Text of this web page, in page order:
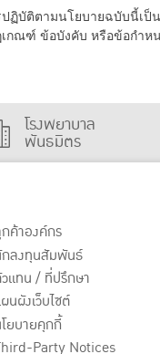
ฏิบัติตามนโยบายฉบับนี้เป็
กณฑ์ ข้อบังคับ หรือข้อกำห
โรงพยาบาล
พันธมิตร
ค้าองค์กร
ลงทุนสัมพันธ์
แทน / ที่ปรึกษา
นผังเว็บไซต์
ยบายคุกกี้
Party Notices